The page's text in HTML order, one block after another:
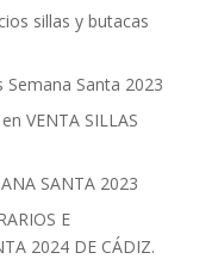
sillas y butacas
Semana Santa 2023
en VENTA SILLAS
SANTA 2023
E
2024 DE CÁDIZ.